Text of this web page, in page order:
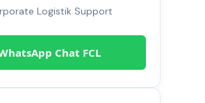
Logistik Support
Chat FCL